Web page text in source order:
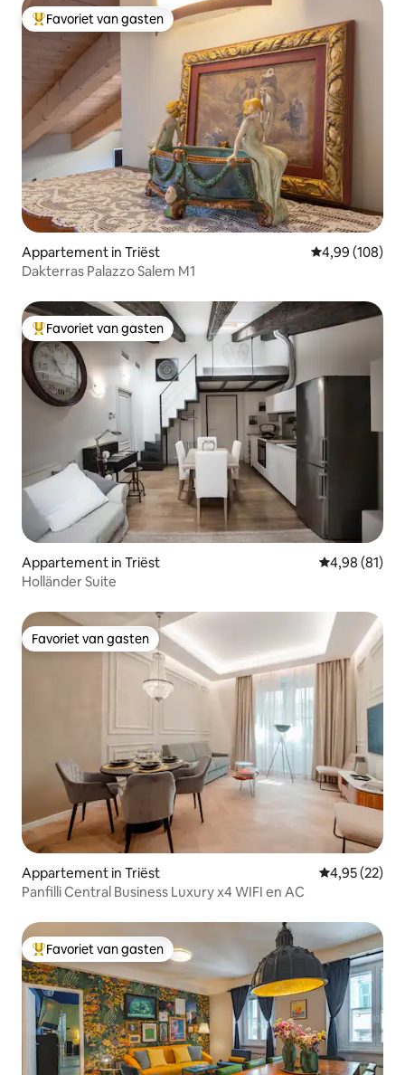
Topfavoriet van gasten
Favoriet van gasten
Appartement in Triëst Gemiddelde
4,99 (108)
Dakterras Palazzo Salem M1
Topfavoriet van gasten
Favoriet van gasten
Appartement in Triëst Gemiddelde
4,98 (81)
Holländer Suite
Favoriet van gasten
Favoriet van gasten
Appartement in Triëst Gemiddelde
4,95 (22)
Panfilli Central Business Luxury x4 WIFI en AC
Topfavoriet van gasten
Favoriet van gasten